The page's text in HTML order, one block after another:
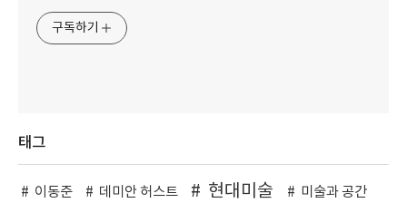
구독하기
태그
이동준 데미안 허스트 현대미술 미술과 공간